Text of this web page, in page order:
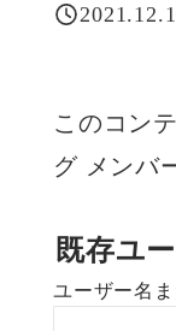
投稿日
このコン
グ メンバ
既存ユ
ユーザー名